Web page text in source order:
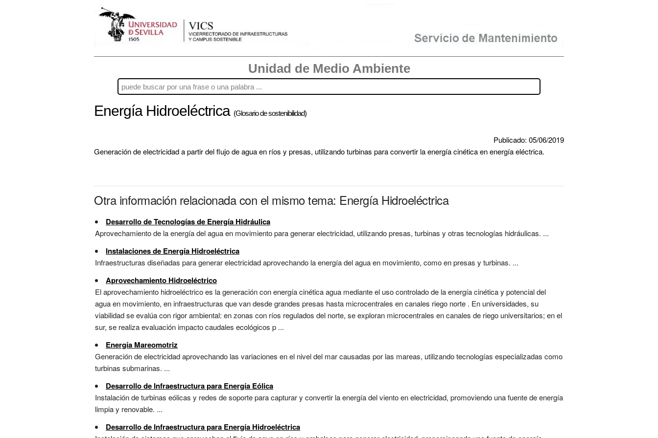
Unidad de Medio Ambiente
Energía Hidroeléctrica (Glosario de sostenibilidad)
Publicado: 05/06/2019
Generación de electricidad a partir del flujo de agua en ríos y presas, utilizando turbinas para convertir la energía cinética en energía eléctrica.
Otra información relacionada con el mismo tema: Energía Hidroeléctrica
Desarrollo de Tecnologías de Energía Hidráulica
Aprovechamiento de la energía del agua en movimiento para generar electricidad, utilizando presas, turbinas y otras tecnologías hidráulicas. ...
Instalaciones de Energía Hidroeléctrica
Infraestructuras diseñadas para generar electricidad aprovechando la energía del agua en movimiento, como en presas y turbinas. ...
Aprovechamiento Hidroeléctrico
El aprovechamiento hidroeléctrico es la generación con energía cinética agua mediante el uso controlado de la energía cinética y potencial del
agua en movimiento, en infraestructuras que van desde grandes presas hasta microcentrales en canales riego norte . En universidades, su
viabilidad se evalúa con rigor ambiental: en zonas con ríos regulados del norte, se exploran microcentrales en canales de riego universitarios; en el
sur, se realiza evaluación impacto caudales ecológicos p ...
Energía Mareomotriz
Generación de electricidad aprovechando las variaciones en el nivel del mar causadas por las mareas, utilizando tecnologías especializadas como
turbinas submarinas. ...
Desarrollo de Infraestructura para Energía Eólica
Instalación de turbinas eólicas y redes de soporte para capturar y convertir la energía del viento en electricidad, promoviendo una fuente de energía
limpia y renovable. ...
Desarrollo de Infraestructura para Energía Hidroeléctrica